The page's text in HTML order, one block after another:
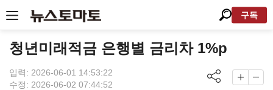
구독
청년미래적금 은행별 금리차 1%p
입력: 2026-06-01 14:53:22
수정: 2026-06-02 07:44:52